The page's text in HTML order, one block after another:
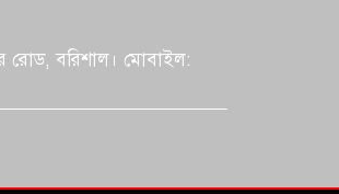
৩০০ বার লিখিয়ে শাস্তি
রোড, বরিশাল। মোবাইল: